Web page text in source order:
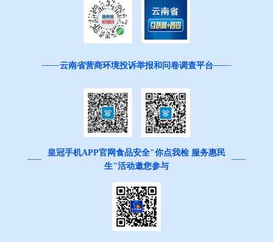
云南省营商环境投诉举报和问卷调查平台
皇冠手机APP官网食品安全"你点我检 服务惠民
生"活动邀您参与